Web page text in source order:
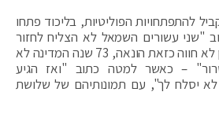
כי במקביל להתפתחויות הפוליטיות, בליכוד פתחו
"שני עשורים השמאל לא הצליח לחזור
לשלטון, מאז 2005 הימין לא חווה כזאת הונאה, 73 שנה המדינה לא
– כאשר למטה כתוב "ואז הגיע
יסלח לך", עם תמונותיהם של שלושת